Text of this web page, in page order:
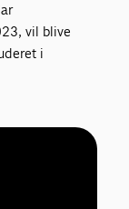
vil blive
i